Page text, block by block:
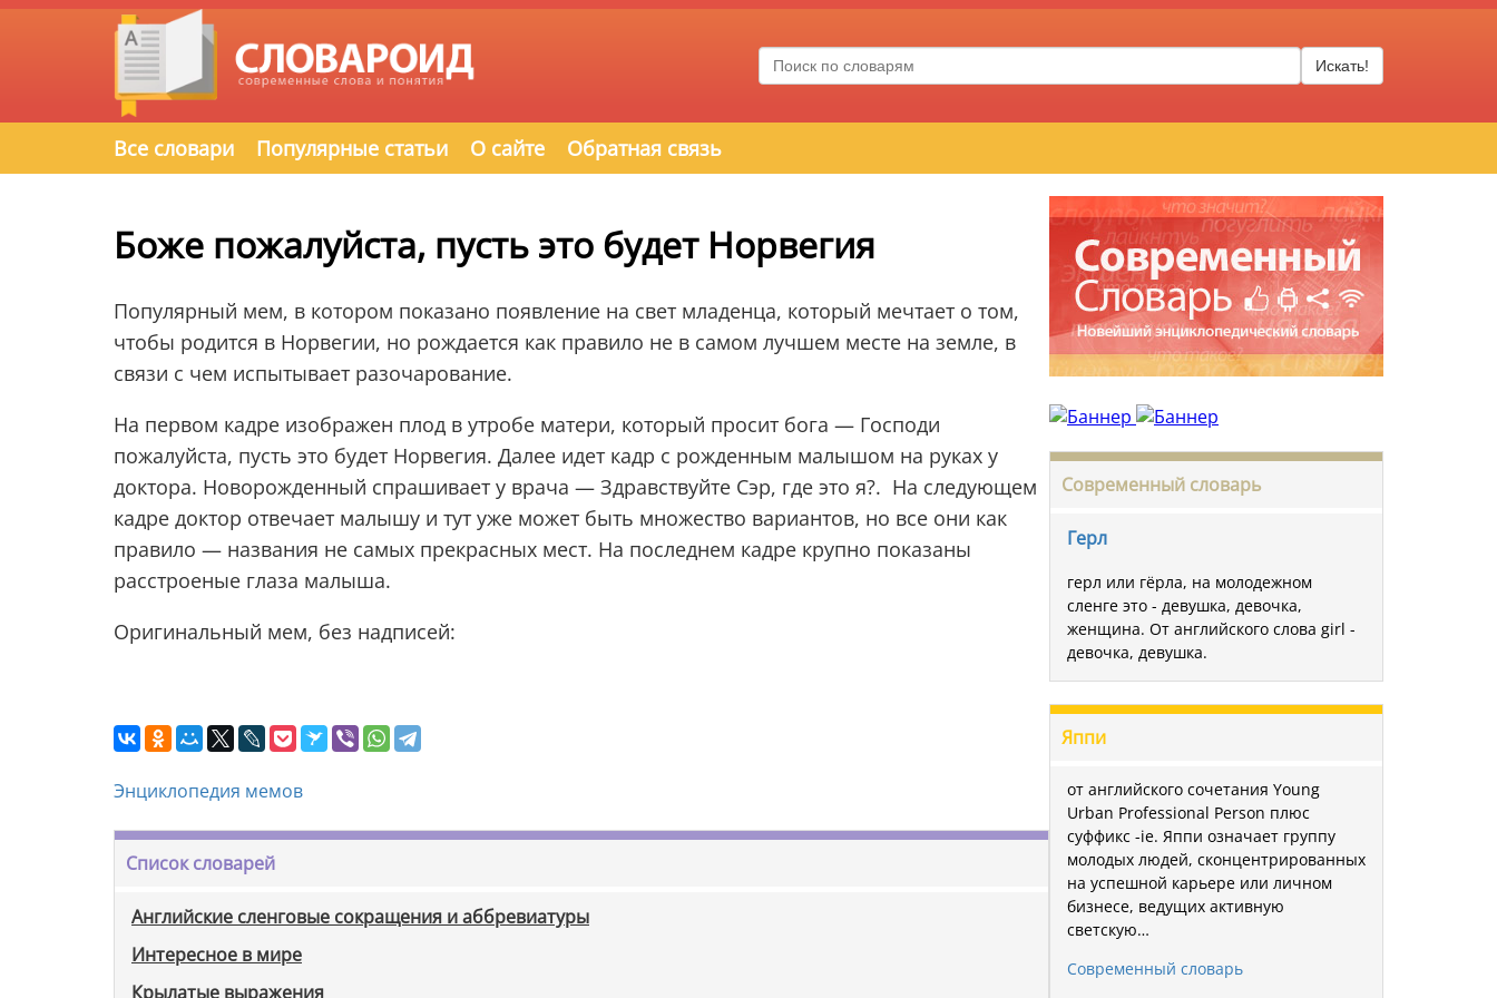
Искать!
Все словари Популярные статьи О сайте Обратная связь
Боже пожалуйста, пусть это будет Норвегия
Популярный мем, в котором показано появление на свет младенца, который мечтает о том,
чтобы родится в Норвегии, но рождается как правило не в самом лучшем месте на земле, в
связи с чем испытывает разочарование.
На первом кадре изображен плод в утробе матери, который просит бога — Господи
пожалуйста, пусть это будет Норвегия. Далее идет кадр с рожденным малышом на руках у
доктора. Новорожденный спрашивает у врача — Здравствуйте Сэр, где это я?. На следующем
кадре доктор отвечает малышу и тут уже может быть множество вариантов, но все они как
правило — названия не самых прекрасных мест. На последнем кадре крупно показаны
расстроеные глаза малыша.
Оригинальный мем, без надписей:
Энциклопедия мемов
Список словарей
Английские сленговые сокращения и аббревиатуры
Интересное в мире
Крылатые выражения
Современный словарь
Герл
герл или гёрла, на молодежном
сленге это - девушка, девочка,
женщина. От английского слова girl -
девочка, девушка.
Яппи
от английского сочетания Young
Urban Professional Person плюс
суффикс -ie. Яппи означает группу
молодых людей, сконцентрированных
на успешной карьере или личном
бизнесе, ведущих активную
светскую…
Современный словарь